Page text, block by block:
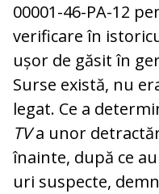
00001-46-PA-12
verificare în
ușor de găsit în
Surse există, nu
legat. Ce a
TVa unor
îna­in­te, după ce
uri sus­pecte,